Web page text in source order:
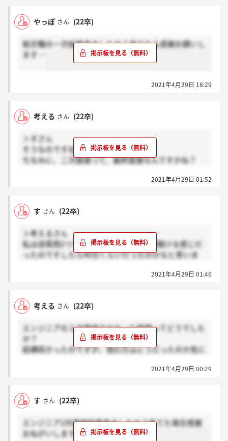
やっぽ さん (22卒)
総合職の一次結果来ましたか？来てたら感謝お願いし
ます…
2021年4月29日 18:29
考える さん (22卒)
＞すさん
そうなのですね。。。
ちなみに、二次面接って、最終面接なんですかね？
ていただけると嬉しいです。
2021年4月29日 01:52
す さん (22卒)
＞考えるさん
私は逆質問2つで35分でした。もう一個聞ける感じだ
ったのでそしたら40分くらいだったのかなと思いま
2021年4月29日 01:46
考える さん (22卒)
エンジニアの２次面接でかかった時間ってどうでした
か？
結構短かったのですが、他の方はどうだったのか気に
2021年4月29日 00:29
す さん (22卒)
エンジニア2次面接結果来ましたか？来てた場合感謝
おねがいします